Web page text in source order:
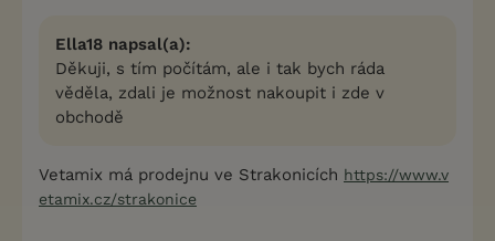
Ella18 napsal(a):
Děkuji, s tím počítám, ale i tak bych ráda
věděla, zdali je možnost nakoupit i zde v
obchodě
Vetamix má prodejnu ve Strakonicích https://www.v
etamix.cz/strakonice